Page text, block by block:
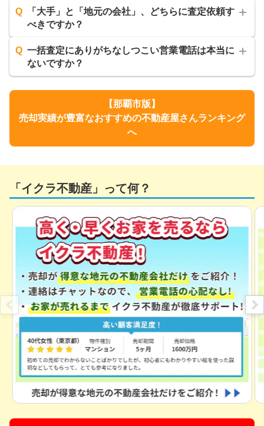
ララプレイスリゾート那覇新都心
階数:9階 専有面積:42㎡
株式会社TOKINO
4,800 2025年9月
株式会社TOKINO
3,800万円 2025年7月
ベアーズコート安里ステーション
階数:2階 専有面積:68㎡
株式会社TOKINO
3,600万円
ウィングシャトー古波蔵コージネス
階数:3階 専有面積:71㎡
Q
「大手」と「地元の会社」、どちらに査定依頼す
べきですか？
Q 一括査定にありがちなしつこい営業電話は本当に
ないですか？
【那覇市版】
売却実績が豊富なおすすめの不動産屋さんランキング
へ
「イクラ不動産」って何？